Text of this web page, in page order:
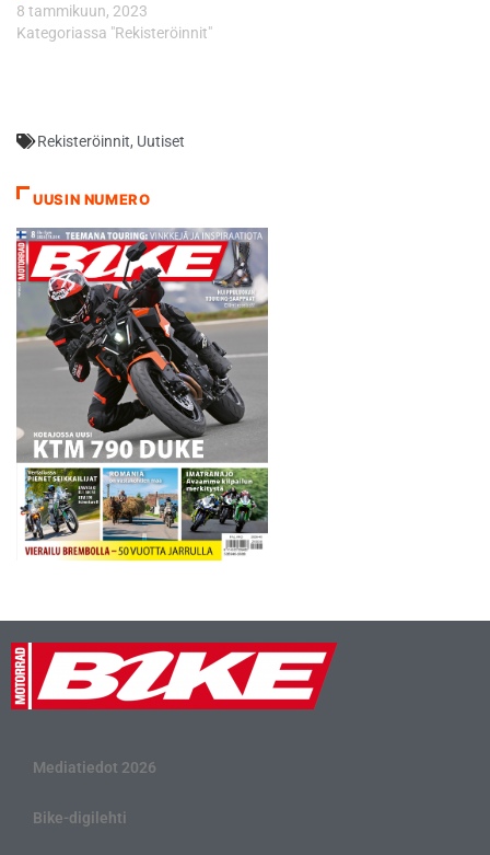
8 tammikuun, 2023
Kategoriassa "Rekisteröinnit"
Rekisteröinnit, Uutiset
UUSIN NUMERO
Mediatiedot 2026
Bike-digilehti